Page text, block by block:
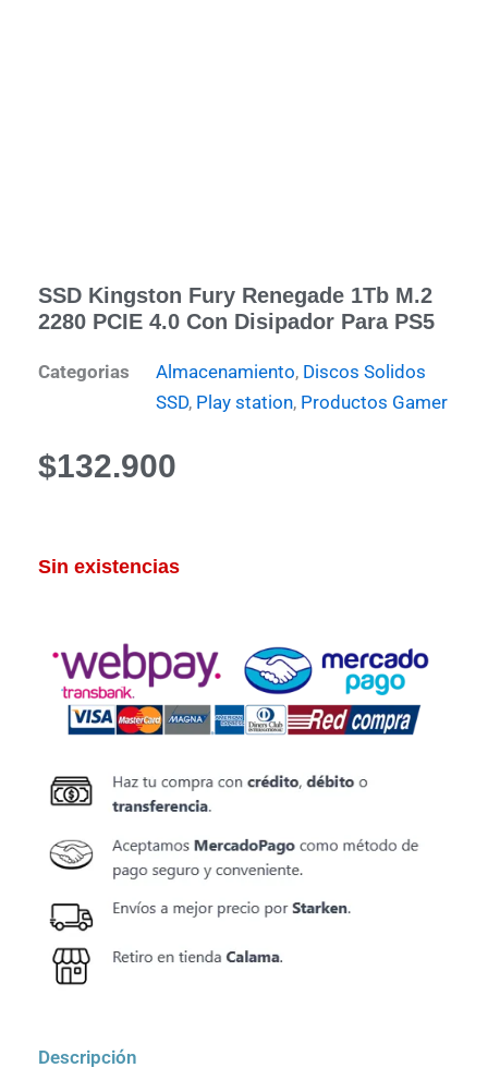
SSD Kingston Fury Renegade 1Tb M.2
2280 PCIE 4.0 Con Disipador Para PS5
Categorias Almacenamiento, Discos Solidos
SSD, Play station, Productos Gamer
$132.900
Sin existencias
Descripción